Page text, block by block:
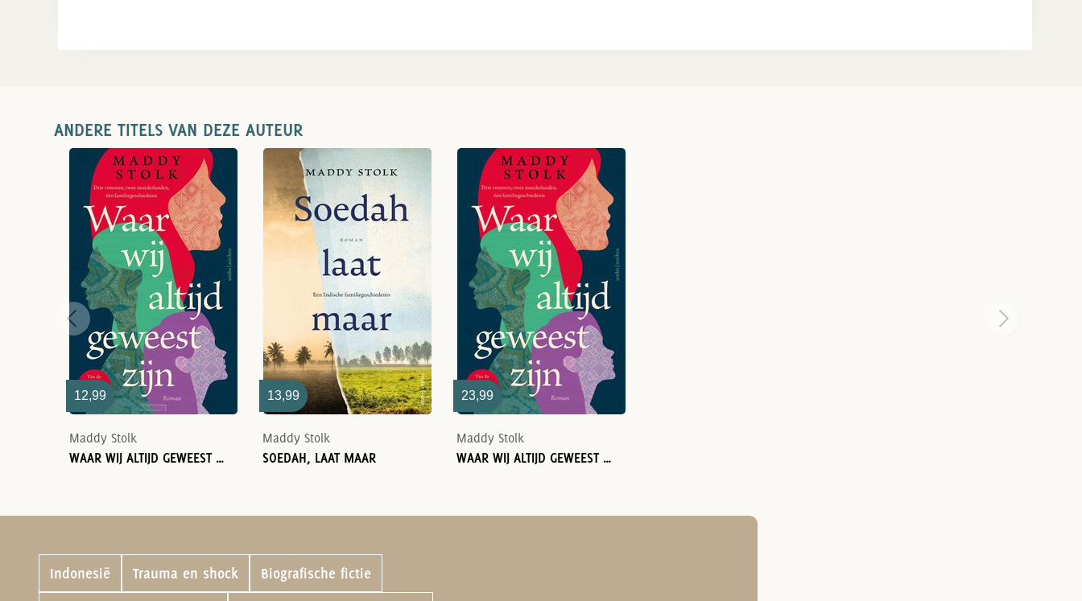
ANDERE TITELS VAN DEZE AUTEUR
12,99
Maddy Stolk
WAAR WIJ ALTIJD GEWEEST ZIJN
13,99
Maddy Stolk
SOEDAH, LAAT MAAR
23,99
Maddy Stolk
WAAR WIJ ALTIJD GEWEEST ZIJN
Indonesië Trauma en shock Biografische fictie